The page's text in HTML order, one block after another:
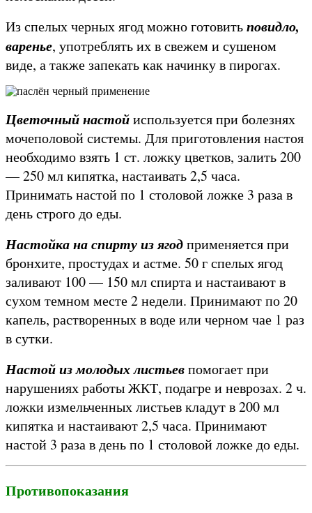
Из спелых черных ягод можно готовитьповидло,
варенье, употреблять их в свежем и сушеном
виде, а также запекать как начинку в пирогах.
Цветочный настойиспользуется при болезнях
мочеполовой системы. Для приготовления настоя
необходимо взять 1 ст. ложку цветков, залить 200
— 250 мл кипятка, настаивать 2,5 часа.
Принимать настой по 1 столовой ложке 3 раза в
день строго до еды.
Настойка на спирту из ягодприменяется при
бронхите, простудах и астме. 50 г спелых ягод
заливают 100 — 150 мл спирта и настаивают в
сухом темном месте 2 недели. Принимают по 20
капель, растворенных в воде или черном чае 1 раз
в сутки.
Настой из молодых листьевпомогает при
нарушениях работы ЖКТ, подагре и неврозах. 2 ч.
ложки измельченных листьев кладут в 200 мл
кипятка и настаивают 2,5 часа. Принимают
настой 3 раза в день по 1 столовой ложке до еды.
Противопоказания